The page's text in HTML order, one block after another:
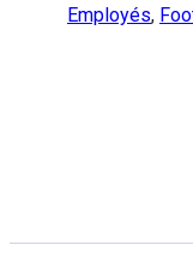
Employés,